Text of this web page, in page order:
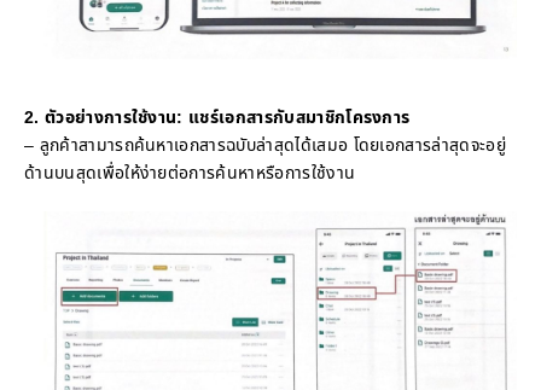
2. ตัวอย่างการใช้งาน: แชร์เอกสารกับสมาชิกโครงการ
– ลูกค้าสามารถค้นหาเอกสารฉบับล่าสุดได้เสมอ โดยเอกสารล่าสุดจะอยู่
ด้านบนสุดเพื่อให้ง่ายต่อการค้นหาหรือการใช้งาน